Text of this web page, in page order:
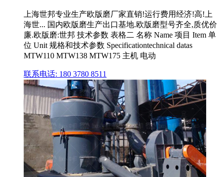
上海世邦专业生产欧版磨厂家直销!运行费用经济!高!上
海世... 国内欧版磨生产出口基地.欧版磨型号齐全,质优价
廉.欧版磨:世邦 技术参数 表格二 名称 Name 项目 Item 单
位 Unit 规格和技术参数 Specificationtechnical datas
MTW110 MTW138 MTW175 主机 电动
联系电话: 180 3780 8511